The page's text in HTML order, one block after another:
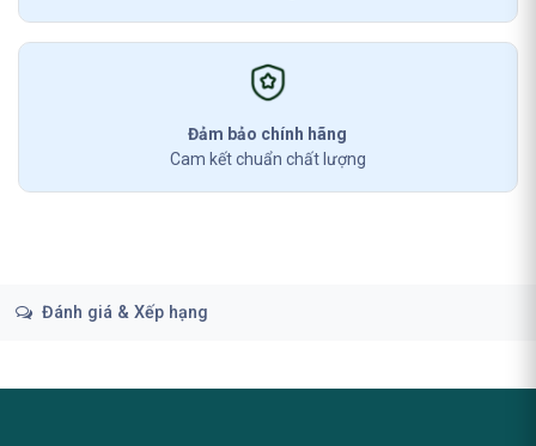
Đảm bảo chính hãng
Cam kết chuẩn chất lượng
Đánh giá & Xếp hạng